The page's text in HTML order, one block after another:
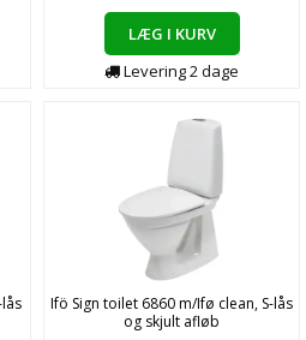
LÆG I KURV
Levering2dage
Ifö Sign toilet 6860 m/Ifø clean, S-lås
og skjult afløb